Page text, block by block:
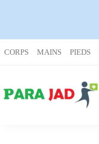
CORPS MAINS PIEDS